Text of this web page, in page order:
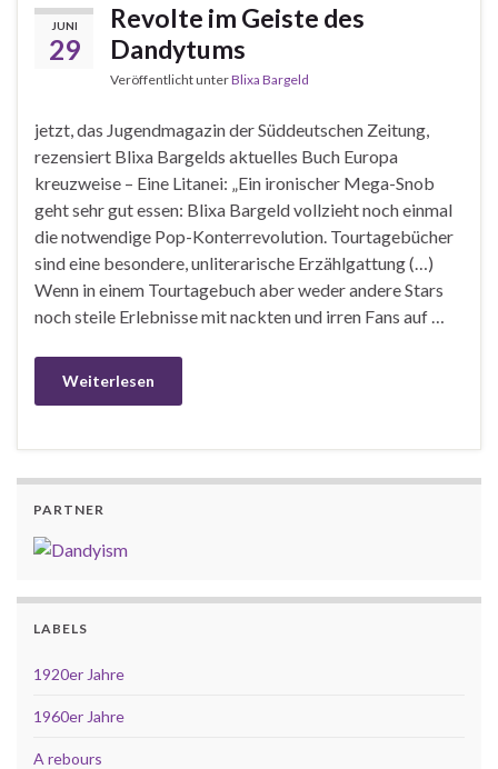
JUNI
29
Revolte im Geiste des
Dandytums
Veröffentlicht unterBlixa Bargeld
jetzt, das Jugendmagazin der Süddeutschen Zeitung,
rezensiert Blixa Bargelds aktuelles Buch Europa
kreuzweise – Eine Litanei: „Ein ironischer Mega-Snob
geht sehr gut essen: Blixa Bargeld vollzieht noch einmal
die notwendige Pop-Konterrevolution. Tourtagebücher
sind eine besondere, unliterarische Erzählgattung (…)
Wenn in einem Tourtagebuch aber weder andere Stars
noch steile Erlebnisse mit nackten und irren Fans auf …
Weiterlesen
PARTNER
LABELS
1920er Jahre
1960er Jahre
A rebours